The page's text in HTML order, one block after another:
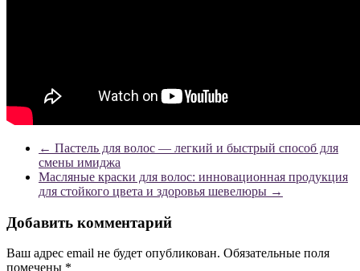
← Пастель для волос — легкий и быстрый способ для
смены имиджа
Масляные краски для волос: инновационная продукция
для стойкого цвета и здоровья шевелюры →
Добавить комментарий
Ваш адрес email не будет опубликован. Обязательные поля
помечены *